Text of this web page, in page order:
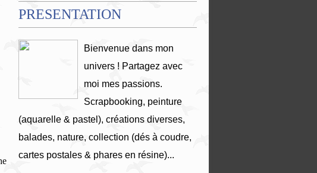
PRESENTATION
Bienvenue dans mon
univers ! Partagez avec
moi mes passions.
Scrapbooking, peinture
(aquarelle & pastel), créations diverses,
balades, nature, collection (dés à coudre,
cartes postales & phares en résine)...